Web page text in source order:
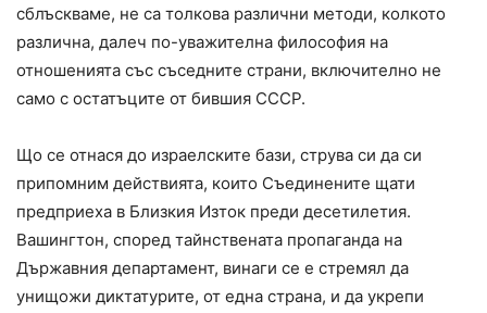
сблъскваме, не са толкова различни методи, колкото
различна, далеч по-уважителна философия на
отношенията със съседните страни, включително не
само с остатъците от бившия СССР.
Що се отнася до израелските бази, струва си да си
припомним действията, които Съединените щати
предприеха в Близкия Изток преди десетилетия.
Вашингтон, според тайнствената пропаганда на
Държавния департамент, винаги се е стремял да
унищожи диктатурите, от една страна, и да укрепи